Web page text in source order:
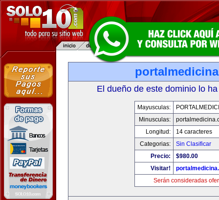
El dueño de este dominio lo
Mayusculas:
Minusculas:
Longitud:
14 caracteres
Categorias:
Sin Clasificar
Precio:
$980.00
Visitar!
Serán consideradas